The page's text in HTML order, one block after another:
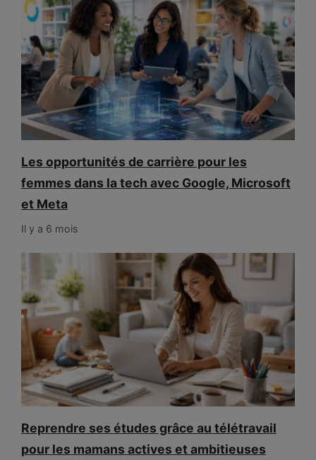
Les opportunités de carrière pour les
femmes dans la tech avec Google, Microsoft
et Meta
Il y a 6 mois
Reprendre ses études grâce au télétravail
pour les mamans actives et ambitieuses